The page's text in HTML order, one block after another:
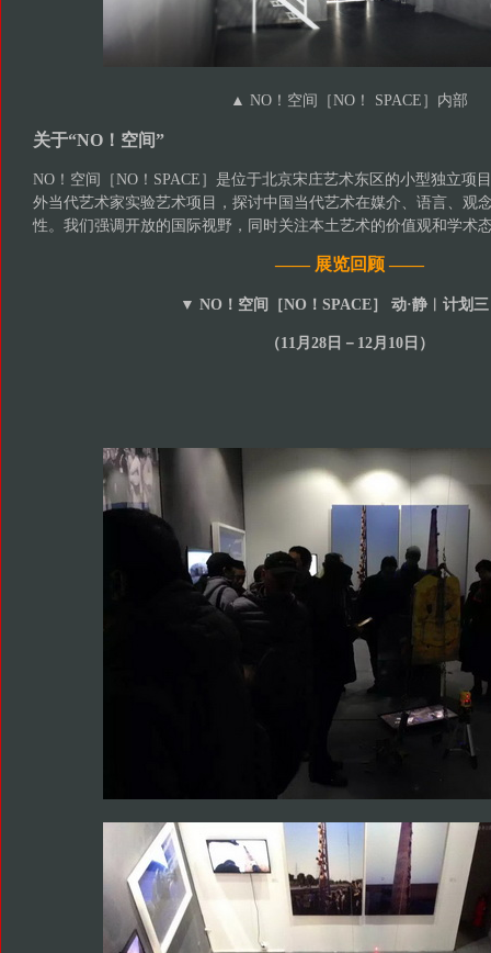
▲ NO！空间［NO！ SPACE］内部
关于“NO！空间”
NO！空间［NO！SPACE］是位于北京宋庄艺术东区的小型独立项
外当代艺术家实验艺术项目，探讨中国当代艺术在媒介、语言、观
性。我们强调开放的国际视野，同时关注本土艺术的价值观和学术
—— 展览回顾 ——
▼ NO！空间［NO！SPACE］ 动·静︱计划
（11月28日－12月10日）